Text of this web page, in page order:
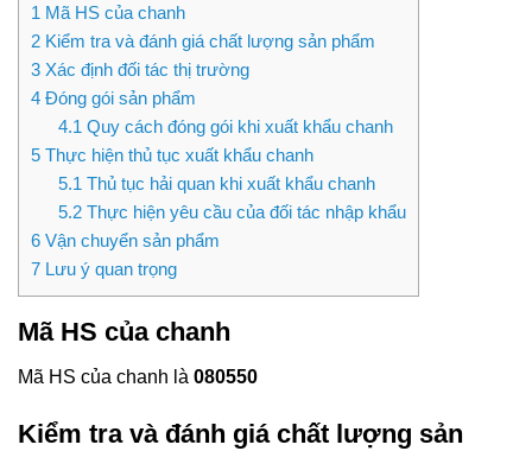
1 Mã HS của chanh
2 Kiểm tra và đánh giá chất lượng sản phẩm
3 Xác định đối tác thị trường
4 Đóng gói sản phẩm
4.1 Quy cách đóng gói khi xuất khẩu chanh
5 Thực hiện thủ tục xuất khẩu chanh
5.1 Thủ tục hải quan khi xuất khẩu chanh
5.2Thực hiện yêu cầu của đối tác nhập khẩu
6 Vận chuyển sản phẩm
7 Lưu ý quan trọng
Mã HS của chanh
Mã HS của chanh là 080550
Kiểm tra và đánh giá chất lượng sản